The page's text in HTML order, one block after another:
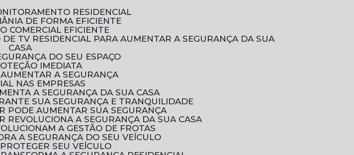
RESIDENCIAL
DE FORMA EFICIENTE
COMERCIAL EFICIENTE
CASA
DO SEU ESPAÇO
IMEDIATA
A SEGURANÇA
NAS EMPRESAS
A SEGURANÇA DA SUA CASA
SUA SEGURANÇA E TRANQUILIDADE
PODE AUMENTAR SUA SEGURANÇA
REVOLUCIONA A SEGURANÇA DA SUA CASA
A GESTÃO DE FROTAS
A SEGURANÇA DO SEU VEÍCULO
SEU VEÍCULO